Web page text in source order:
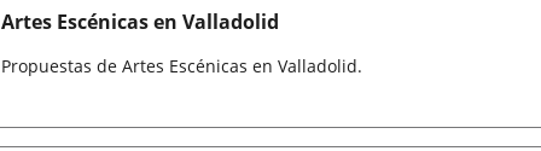
Artes Escénicas en Valladolid
Propuestas de Artes Escénicas en Valladolid.